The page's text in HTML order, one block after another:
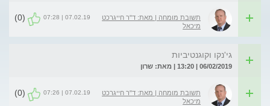
תשובת מומחה | מאת: ד"ר חייגרכט
מיכאל
07.02.19 | 07:28
(0)
גי'נקו וקוגנטיביות
06/02/2019 | 13:20 | מאת: שרון
תשובת מומחה | מאת: ד"ר חייגרכט
מיכאל
07.02.19 | 07:26
(0)